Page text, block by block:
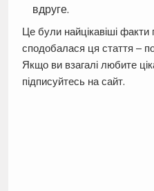
вдруге.
Це були найцікавіші
сподобалася ця стаття –
Якщо ви взагалі любите
підписуйтесь на сайт.